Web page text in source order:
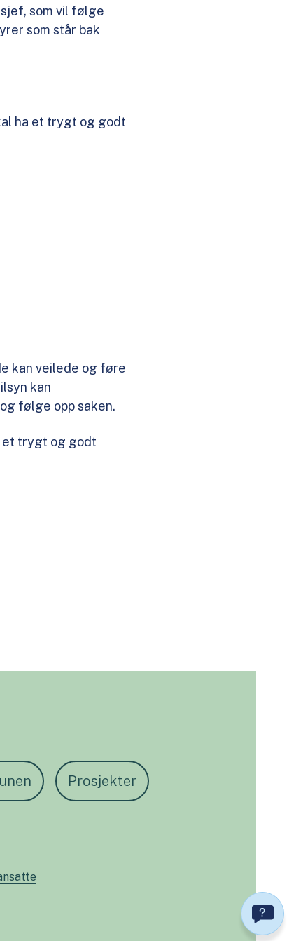
som vil følge
som står bak
ha et trygt og godt
kan veilede og føre
kan
følge opp saken.
et trygt og godt
Prosjekter